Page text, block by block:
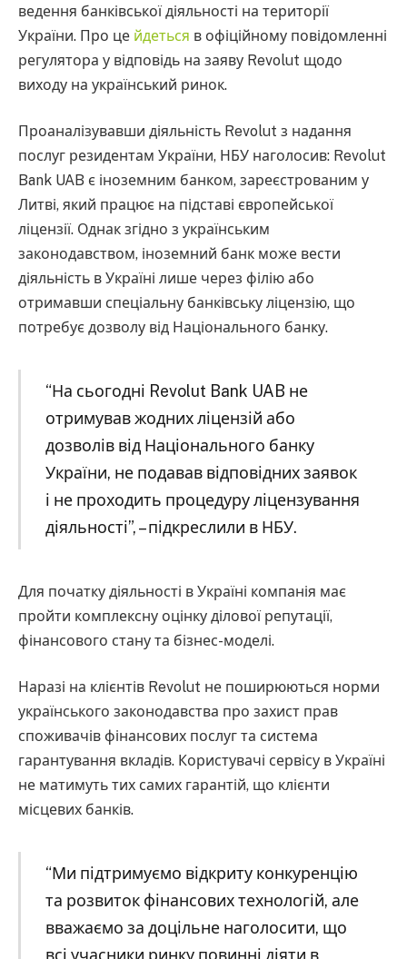
ведення банківської діяльності на території
України. Про це йдеться в офіційному повідомленні
регулятора у відповідь на заяву Revolut щодо
виходу на український ринок.
Проаналізувавши діяльність Revolut з надання
послуг резидентам України, НБУ наголосив: Revolut
Bank UAB є іноземним банком, зареєстрованим у
Литві, який працює на підставі європейської
ліцензії. Однак згідно з українським
законодавством, іноземний банк може вести
діяльність в Україні лише через філію або
отримавши спеціальну банківську ліцензію, що
потребує дозволу від Національного банку.
“На сьогодні Revolut Bank UAB не
отримував жодних ліцензій або
дозволів від Національного банку
України, не подавав відповідних заявок
і не проходить процедуру ліцензування
діяльності”, – підкреслили в НБУ.
Для початку діяльності в Україні компанія має
пройти комплексну оцінку ділової репутації,
фінансового стану та бізнес-моделі.
Наразі на клієнтів Revolut не поширюються норми
українського законодавства про захист прав
споживачів фінансових послуг та система
гарантування вкладів. Користувачі сервісу в Україні
не матимуть тих самих гарантій, що клієнти
місцевих банків.
“Ми підтримуємо відкриту конкуренцію
та розвиток фінансових технологій, але
вважаємо за доцільне наголосити, що
всі учасники ринку повинні діяти в